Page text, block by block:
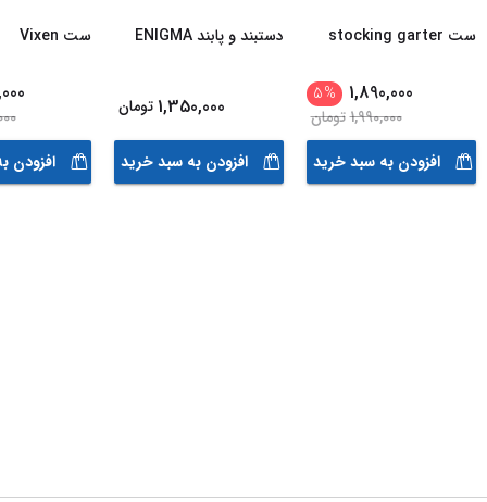
ست stocking garter
1,890,000
%
5
1,990,000تومان
افزودن به سبد خرید
دستبند و پابند ENIGMA
1,350,000 تومان
افزودن به سبد خرید
ست Vixen
افزودن